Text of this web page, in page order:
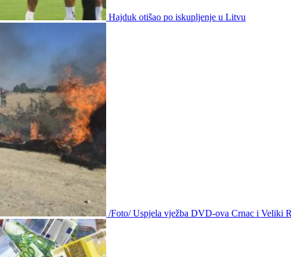
Hajduk otišao po iskupljenje u Litvu
/Foto/ Uspjela vježba DVD-ova Crnac i Veliki